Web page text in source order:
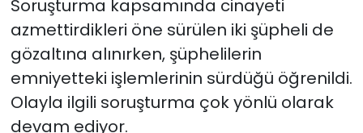
Soruşturma kapsamında cinayeti
azmettirdikleri öne sürülen iki şüpheli de
gözaltına alınırken, şüphelilerin
emniyetteki işlemlerinin sürdüğü öğrenildi.
Olayla ilgili soruşturma çok yönlü olarak
devam ediyor.